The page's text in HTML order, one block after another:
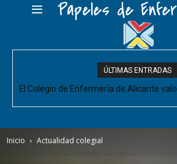
Papeles de
ÚLTIMAS ENTRADAS
El Colegio de Enfermería de Alicante
acompañe de decisiones
Inicio Actualidad colegial